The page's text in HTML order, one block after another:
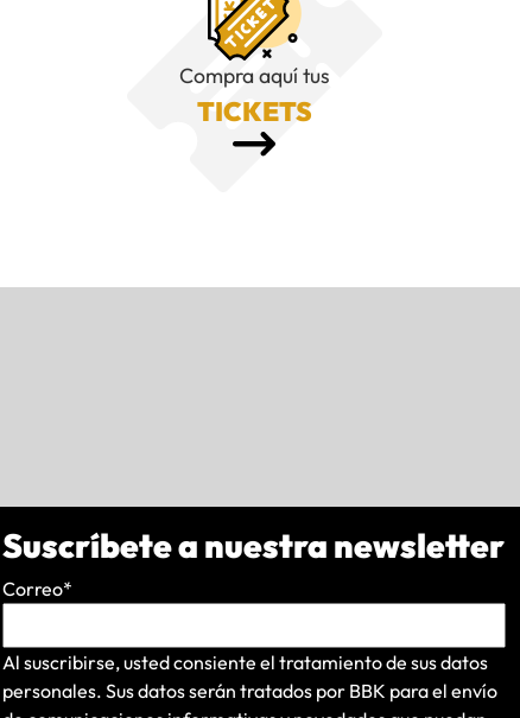
Compra aquí tus
TICKETS
Suscríbete a nuestra newsletter
Correo*
Al suscribirse, usted consiente el tratamiento de sus datos
personales. Sus datos serán tratados por BBK para el envío